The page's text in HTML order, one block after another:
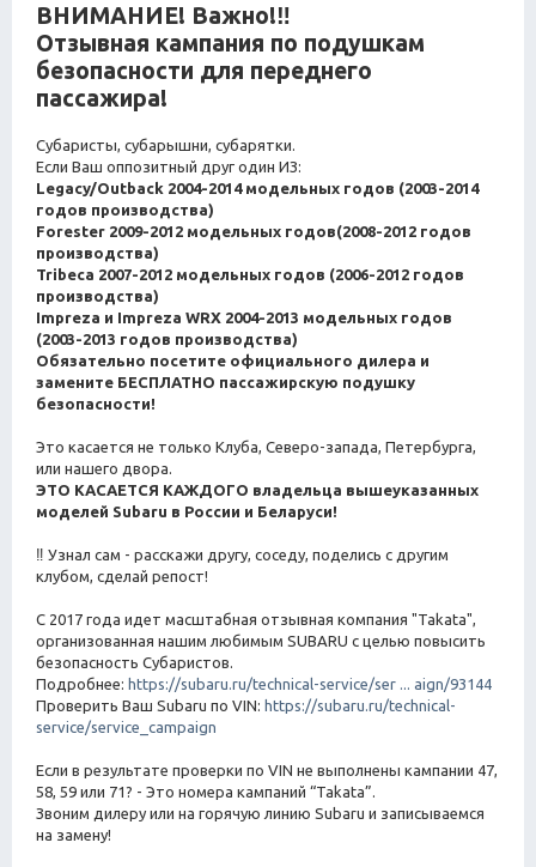
ВНИМАНИЕ! Важно!‼
Отзывная кампания по подушкам
безопасности для переднего
пассажира!
Субаристы, субарышни, субарятки.
Если Ваш оппозитный друг один ИЗ:
Legacy/Outback 2004-2014 модельных годов (2003-2014
годов производства)
Forester 2009-2012 модельных годов(2008-2012 годов
производства)
Tribeca 2007-2012 модельных годов (2006-2012 годов
производства)
Impreza и Impreza WRX 2004-2013 модельных годов
(2003-2013 годов производства)
Обязательно посетите официального дилера и
замените БЕСПЛАТНО пассажирскую подушку
безопасности!
Это касается не только Клуба, Северо-запада, Петербурга,
или нашего двора.
ЭТО КАСАЕТСЯ КАЖДОГО владельца вышеуказанных
моделей Subaru в России и Беларуси!
‼ Узнал сам - расскажи другу, соседу, поделись с другим
клубом, сделай репост!
С 2017 года идет масштабная отзывная компания "Takata",
организованная нашим любимым SUBARU с целью повысить
безопасность Субаристов.
Подробнее: https://subaru.ru/technical-service/ser ... aign/93144
Проверить Ваш Subaru по VIN: https://subaru.ru/technical-
service/service_campaign
Если в результате проверки по VIN не выполнены кампании 47,
58, 59 или 71? - Это номера кампаний “Takata”.
Звоним дилеру или на горячую линию Subaru и записываемся
на замену!